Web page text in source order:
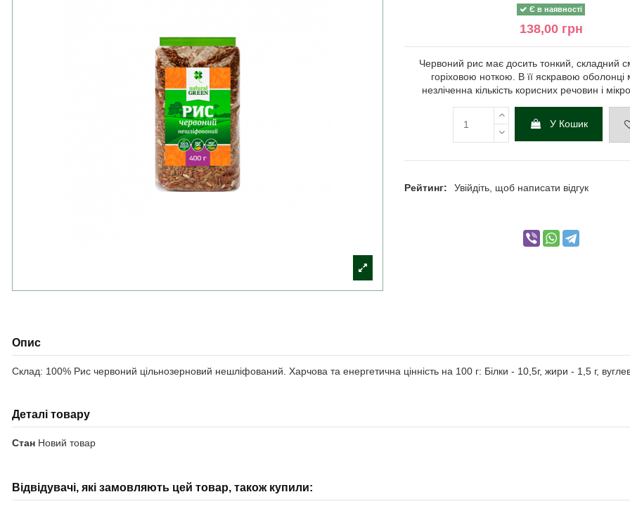
Є в наявності
138,00 грн
Червоний рис має досить тонкий, складний
горіховою ноткою. В її яскравою оболонці
незліченна кількість корисних речовин і
У Кошик
Рейтинг: Увійдіть, щоб написати відгук
Опис
Склад: 100% Рис червоний цільнозерновий нешліфований. Харчова та енергетична цінність на 100 г: Білки - 10,5г, жири - 1,5 г,
Деталі товару
Стан Новий товар
Відвідувачі, які замовляють цей товар, також купили: